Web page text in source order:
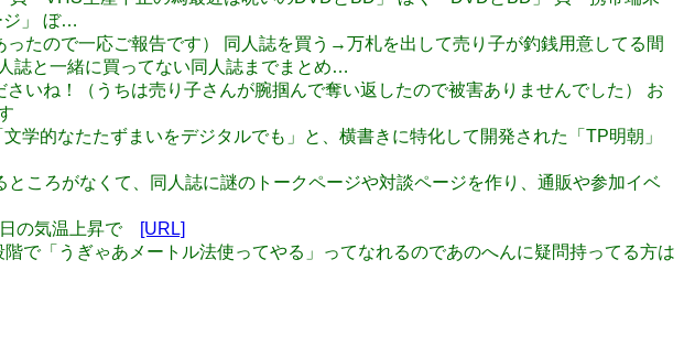
ジ」 ぼ…
たので一応ご報告です） 同人誌を買う→万札を出して売り子が釣銭用意してる間
誌と一緒に買ってない同人誌までまとめ…
いね！（うちは売り子さんが腕掴んで奪い返したので被害ありませんでした） お
学的なたたずまいをデジタルでも」と、横書きに特化して開発された「TP明朝」
ころがなくて、同人誌に謎のトークページや対談ページを作り、通販や参加イベ
の気温上昇で [URL]
で「うぎゃあメートル法使ってやる」ってなれるのであのへんに疑問持ってる方は